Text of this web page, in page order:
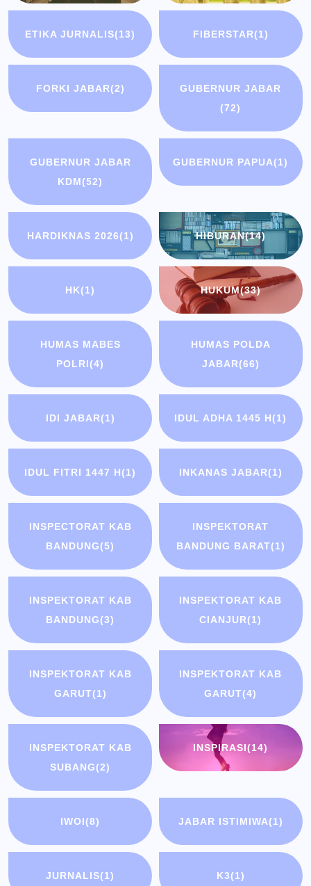
ETIKA JURNALIS(13) FIBERSTAR(1)
FORKI JABAR(2)
GUBERNUR JABAR
(72)
GUBERNUR JABAR
KDM(52)
GUBERNUR PAPUA(1)
HARDIKNAS 2026(1) HIBURAN(14)
HK(1) HUKUM(33)
HUMAS MABES
POLRI(4)
HUMAS POLDA
JABAR(66)
IDI JABAR(1) IDUL ADHA 1445 H(1)
IDUL FITRI 1447 H(1) INKANAS JABAR(1)
INSPECTORAT KAB
BANDUNG(5)
INSPEKTORAT
BANDUNG BARAT(1)
INSPEKTORAT KAB
BANDUNG(3)
INSPEKTORAT KAB
CIANJUR(1)
INSPEKTORAT KAB
GARUT(1)
INSPEKTORAT KAB
GARUT(4)
INSPEKTORAT KAB
SUBANG(2)
INSPIRASI(14)
IWOI(8) JABAR ISTIMIWA(1)
JURNALIS(1) K3(1)